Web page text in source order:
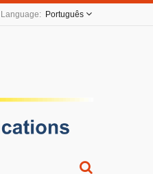
Português